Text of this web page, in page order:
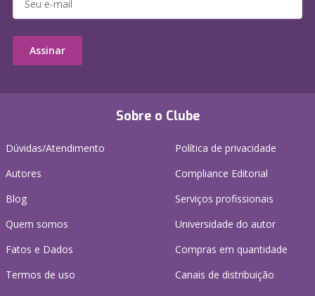
Sobre o Clube
Dúvidas/Atendimento
Autores
Blog
Quem somos
Fatos e Dados
Termos de uso
Política de privacidade
Compliance Editorial
Serviços profissionais
Universidade do autor
Compras em quantidade
Canais de distribuição
Assinar